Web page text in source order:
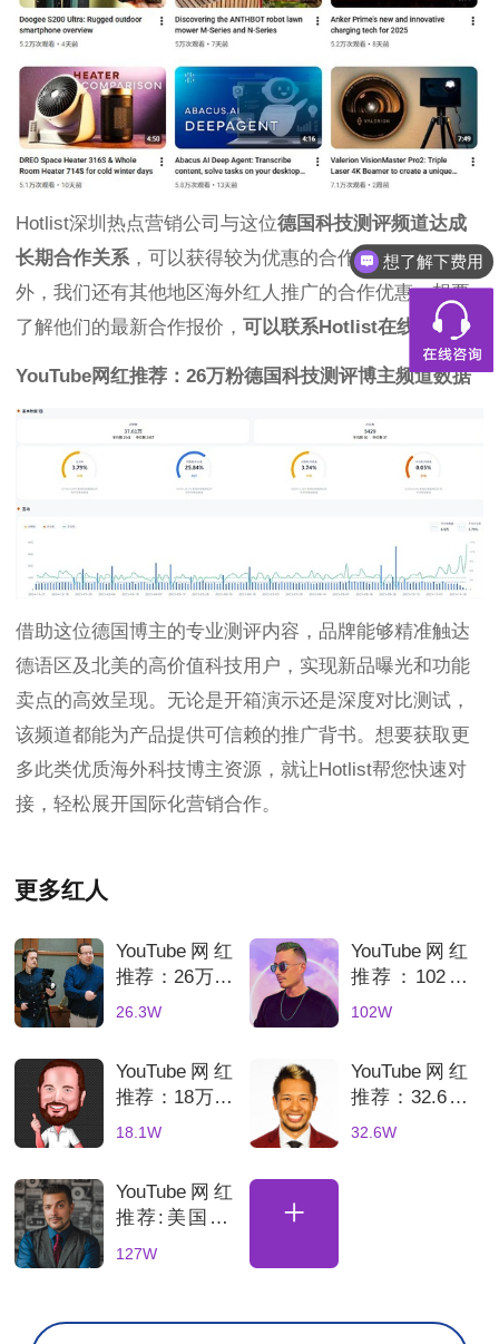
Hotlist深圳热点营销公司与这位德国科技测评频道达成
长期合作关系，可以获得较为优惠的合作报价，除此之
外，我们还有其他地区海外红人推广的合作优惠，想要
了解他们的最新合作报价， 可以联系Hotlist在线客服！
YouTube网红推荐：26万粉德国科技测评博主频道数据
借助这位德国博主的专业测评内容，品牌能够精准触达
德语区及北美的高价值科技用户，实现新品曝光和功能
卖点的高效呈现。无论是开箱演示还是深度对比测试，
该频道都能为产品提供可信赖的推广背书。想要获取更
多此类优质海外科技博主资源，就让Hotlist帮您快速对
接，轻松展开国际化营销合作。
更多红人
YouTube网红
推荐：26万粉
德国科技测评
26.3W
YouTube网红
推荐：102万
粉德国科技测
102W
YouTube网红
推荐：18万粉
德国科技测评
18.1W
YouTube网红
推荐：32.6万
粉美国科技博
32.6W
YouTube网红
推荐:美国3C
科技数码测评
127W
+
想了解下费用
都有什么服务